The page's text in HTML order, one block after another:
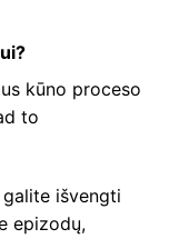
kūno proceso
to
išvengti
epizodų,